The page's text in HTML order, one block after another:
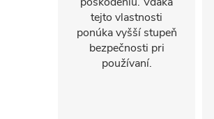
tejto vlastnosti
ponúka vyšší stupeň
bezpečnosti pri
používaní.